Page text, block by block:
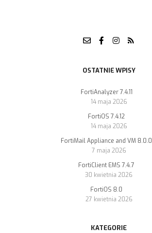
OSTATNIE WPISY
FortiAnalyzer 7.4.11
14 maja 2026
FortiOS 7.4.12
14 maja 2026
FortiMail Appliance and VM 8.0.0
7 maja 2026
FortiClient EMS 7.4.7
30 kwietnia 2026
FortiOS 8.0
27 kwietnia 2026
KATEGORIE